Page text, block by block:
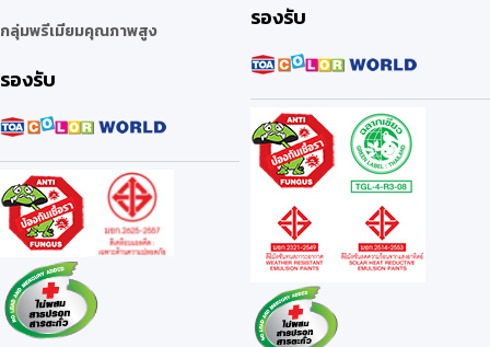
กลุ่มพรีเมียมคุณภาพสูง
รองรับ
รองรับ